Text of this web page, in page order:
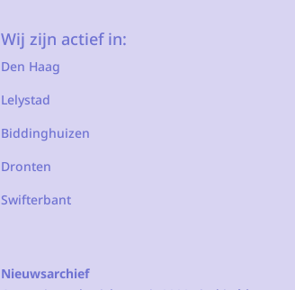
Wij zijn actief in:
Den Haag
Lelystad
Biddinghuizen
Dronten
Swifterbant
Nieuwsarchief